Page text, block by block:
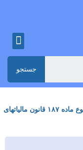
جستجو
___ مدارک لازم برای صدور گواهی موضوع ماده ۱۸۷ قانون مالیاتهای